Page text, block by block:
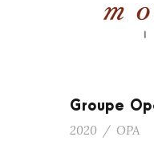
Groupe
2020 / OPA